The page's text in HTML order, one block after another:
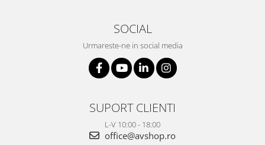
SOCIAL
Urmareste-ne in social media
SUPORT CLIENTI
L-V 10:00 - 18:00
office@avshop.ro